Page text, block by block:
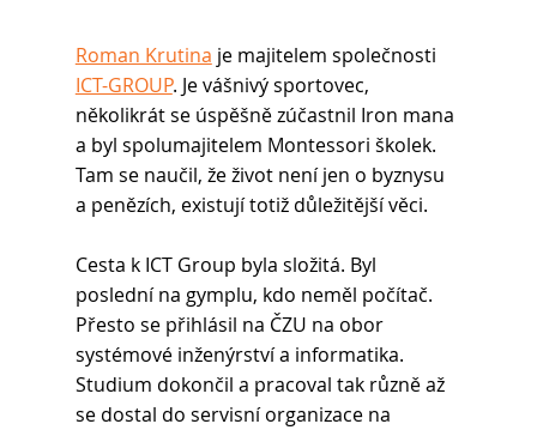
Roman Krutina je majitelem společnosti
ICT-GROUP. Je vášnivý sportovec,
několikrát se úspěšně zúčastnil Iron mana
a byl spolumajitelem Montessori školek.
Tam se naučil, že život není jen o byznysu
a penězích, existují totiž důležitější věci.
Cesta k ICT Group byla složitá. Byl
poslední na gymplu, kdo neměl počítač.
Přesto se přihlásil na ČZU na obor
systémové inženýrství a informatika.
Studium dokončil a pracoval tak různě až
se dostal do servisní organizace na